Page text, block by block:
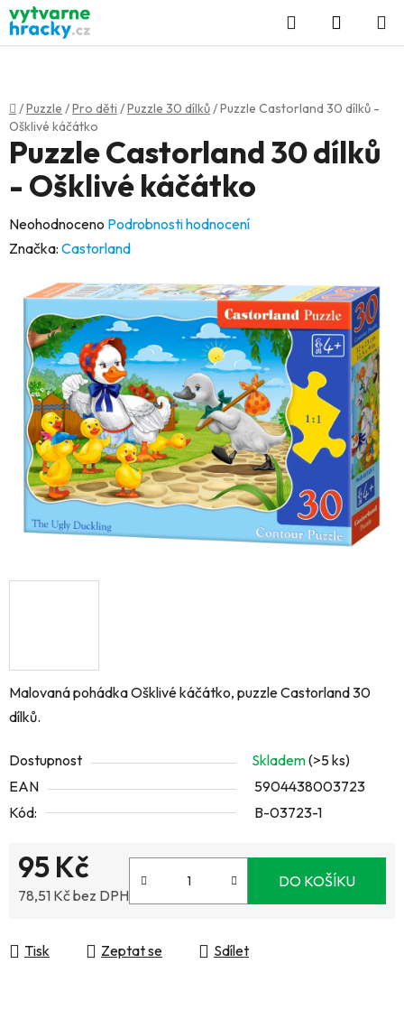
Přejít
na
obsah
Hledat
KOŠÍK
Domů
/Puzzle /Pro děti /Puzzle 30 dílků/Puzzle Castorland 30 dílků -
Ošklivé káčátko
Malovaná pohádka Ošklivé káčátko, puzzle Castorland 30
dílků.
Dostupnost Skladem(>5 ks)
EAN
5904438003723
Kód:
B-03723-1
95 Kč
78,51 Kč bez DPH
DO KOŠÍKU
Tisk Zeptat se Sdílet
Puzzle Castorland 30 dílků
- Ošklivé káčátko
Průměrné
hodnocení
0,0
hvězdiček.
Neohodnoceno Podrobnosti hodnocení
Značka: Castorland